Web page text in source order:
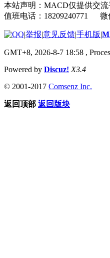
本站声明：MACD仅提供交
值班电话：18209240771 微
|举报|意见反馈|手机版|
GMT+8, 2026-8-7 18:58 ,
Powered by Discuz! X3.4
© 2001-2017 Comsenz Inc.
返回顶部 返回版块